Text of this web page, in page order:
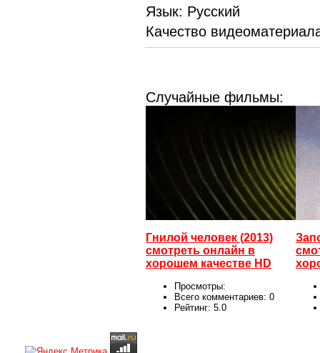
Язык: Русский
Качество
Случайные фильмы:
Гнилой человек (2013)
смотреть онлайн в
хорошем качестве HD
Просмотры:
Всего комментариев: 0
Рейтинг: 5.0